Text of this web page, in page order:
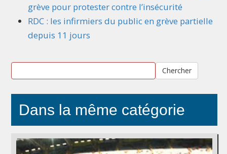
grève pour protester contre l’insécurité
RDC : les infirmiers du public en grève partielle
depuis 11 jours
Chercher
Dans la même catégorie